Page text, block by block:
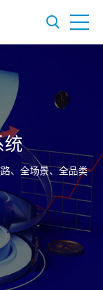
统
、全场景、全品类